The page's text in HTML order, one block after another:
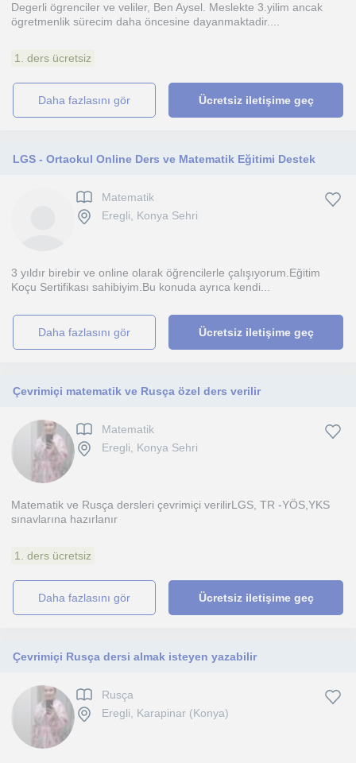
Degerli ögrenciler ve veliler, Ben Aysel. Meslekte 3.yilim ancak
ögretmenlik sürecim daha öncesine dayanmaktadir....
1. ders ücretsiz
daha fazlasını gör Ücretsiz iletişime geç
LGS - Ortaokul Online Ders ve Matematik Eğitimi Destek
Matematik
Eregli, Konya Sehri
3 yıldır birebir ve online olarak öğrencilerle çalışıyorum.Eğitim
Koçu Sertifikası sahibiyim.Bu konuda ayrıca kendi...
daha fazlasını gör Ücretsiz iletişime geç
Çevrimiçi matematik ve Rusça özel ders verilir
Matematik
Eregli, Konya Sehri
Matematik ve Rusça dersleri çevrimiçi verilirLGS, TR -YÖS,YKS
sınavlarına hazırlanır
1. ders ücretsiz
daha fazlasını gör Ücretsiz iletişime geç
Çevrimiçi Rusça dersi almak isteyen yazabilir
Rusça
Eregli, Karapinar (Konya)